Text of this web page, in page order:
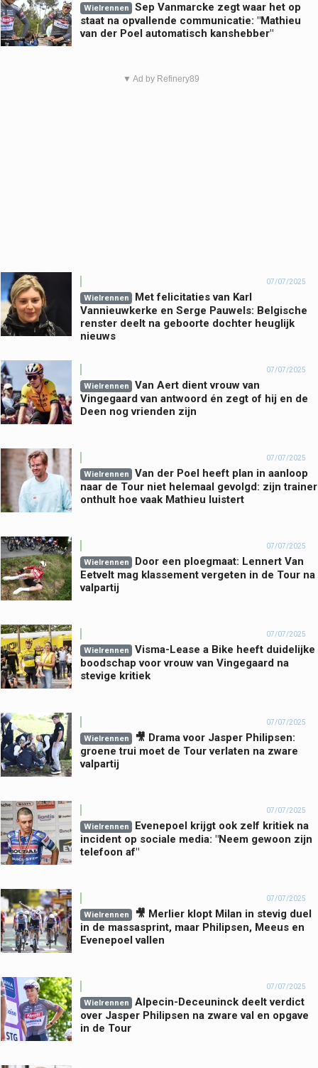
Wielrennen
Sep Vanmarcke zegt waar het op
staat na opvallende communicatie: "Mathieu
van der Poel automatisch kanshebber"
▼ Ad by Refinery89
07/07/2025
Wielrennen
Met felicitaties van Karl
Vannieuwkerke en Serge Pauwels: Belgische
renster deelt na geboorte dochter heuglijk
nieuws
07/07/2025
Wielrennen
Van Aert dient vrouw van
Vingegaard van antwoord én zegt of hij en de
Deen nog vrienden zijn
07/07/2025
Wielrennen
Van der Poel heeft plan in aanloop
naar de Tour niet helemaal gevolgd: zijn trainer
onthult hoe vaak Mathieu luistert
07/07/2025
Wielrennen
Door een ploegmaat: Lennert Van
Eetvelt mag klassement vergeten in de Tour na
valpartij
07/07/2025
Wielrennen
Visma-Lease a Bike heeft duidelijke
boodschap voor vrouw van Vingegaard na
stevige kritiek
07/07/2025
Wielrennen
🎥 Drama voor Jasper Philipsen:
groene trui moet de Tour verlaten na zware
valpartij
07/07/2025
Wielrennen
Evenepoel krijgt ook zelf kritiek na
incident op sociale media: "Neem gewoon zijn
telefoon af"
07/07/2025
Wielrennen
🎥 Merlier klopt Milan in stevig duel
in de massasprint, maar Philipsen, Meeus en
Evenepoel vallen
07/07/2025
Wielrennen
Alpecin-Deceuninck deelt verdict
over Jasper Philipsen na zware val en opgave
in de Tour